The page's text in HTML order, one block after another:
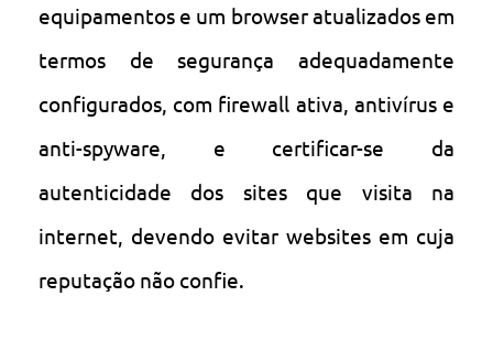
equipamentos e um browser atualizados em
termos de segurança adequadamente
configurados, com firewall ativa, antivírus e
anti-spyware, e certificar-se da
autenticidade dos sites que visita na
internet, devendo evitar websites em cuja
reputação não confie.